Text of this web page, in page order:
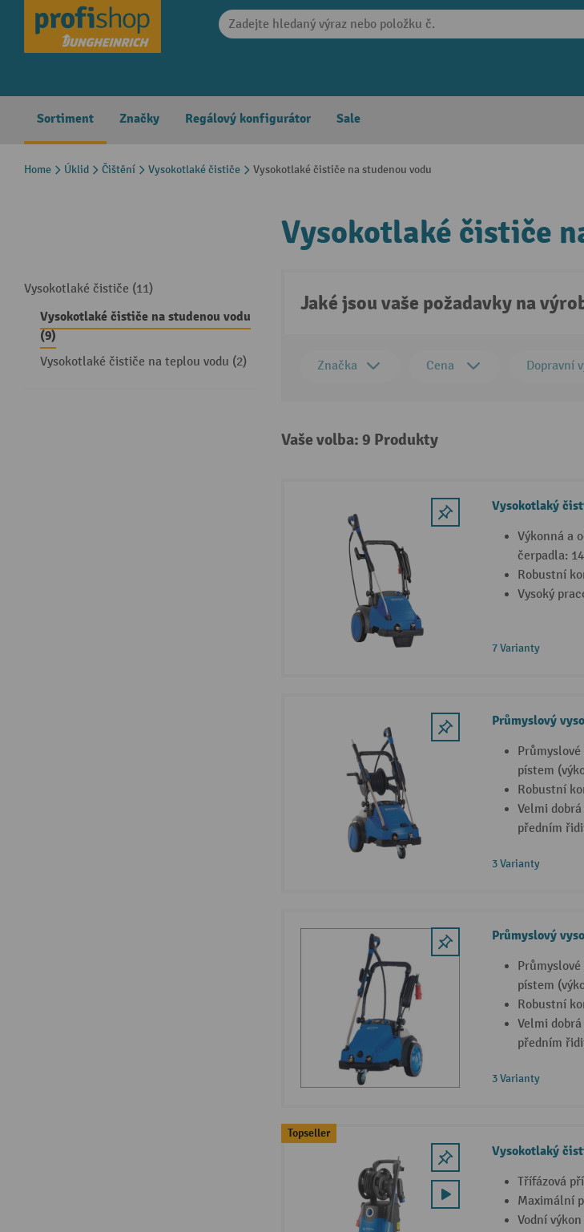
Skip to main navigation
Sortiment Značky Regálový konfigurátor Sale
Home Úklid Čištění Vysokotlaké čističe Vysokotlaké čističe na studenou vodu
Vysokotlaké čističe (11)
Vysokotlaké čističe na studenou vodu
(9)
Vysokotlaké čističe na teplou vodu (2)
Vysokotlaké čističe
Jaké jsou vaše požadavky na
Značka Cena Dopravní
Vaše volba: 9 Produkty
Vysokotlaký
Výkonná a
čerpadla:
Robustní
Vysoký
7 Varianty
Průmyslový
pístem
Robustní
Velmi
předním
3 Varianty
Průmyslový
pístem
Robustní
Velmi
předním
3 Varianty
Topseller
Vysokotlaký
Třífázová
Maximální
Vodní